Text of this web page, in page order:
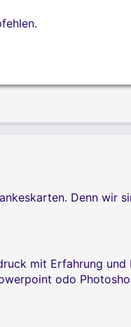
Denn wir
mit Erfahrung und
odo